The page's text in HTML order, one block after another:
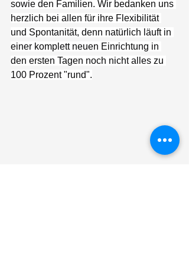
sowie den Familien. Wir bedanken uns
herzlich bei allen für ihre Flexibilität
und Spontanität, denn natürlich läuft in
einer komplett neuen Einrichtung in
den ersten Tagen noch nicht alles zu
100 Prozent "rund".